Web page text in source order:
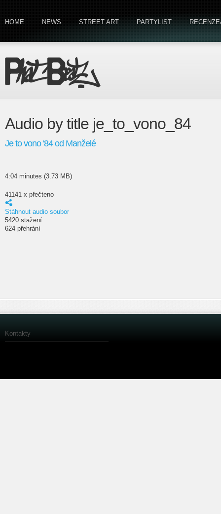
HOME NEWS STREET ART PARTYLIST
Audio by title je_to_vono_84
Je to vono '84 od Manželé
4:04 minutes (3.73 MB)
41141 x přečteno
Stáhnout audio soubor
5420 stažení
624 přehrání
Kontakty